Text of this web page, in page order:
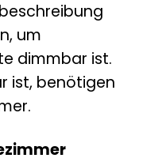
um
dimmbar ist.
ist, benötigen